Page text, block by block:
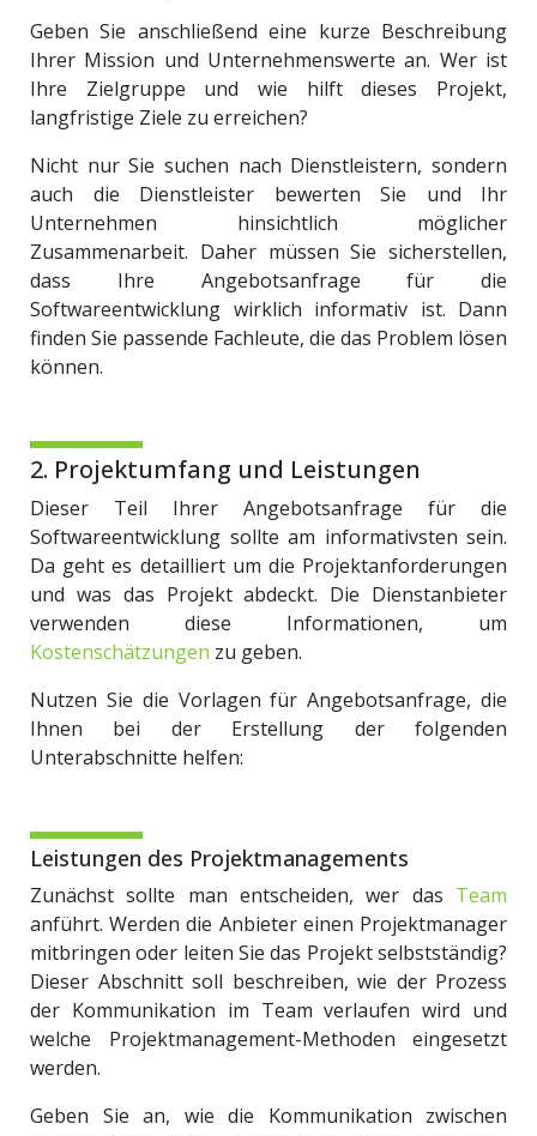
Geben Sie anschließend eine kurze Beschreibung
Ihrer Mission und Unternehmenswerte an. Wer ist
Ihre Zielgruppe und wie hilft dieses Projekt,
langfristige Ziele zu erreichen?
Nicht nur Sie suchen nach Dienstleistern, sondern
auch die Dienstleister bewerten Sie und Ihr
Unternehmen hinsichtlich möglicher
Zusammenarbeit. Daher müssen Sie sicherstellen,
dass Ihre Angebotsanfrage für die
Softwareentwicklung wirklich informativ ist. Dann
finden Sie passende Fachleute, die das Problem lösen
können.
2. Projektumfang und Leistungen
Dieser Teil Ihrer Angebotsanfrage für die
Softwareentwicklung sollte am informativsten sein.
Da geht es detailliert um die Projektanforderungen
und was das Projekt abdeckt. Die Dienstanbieter
verwenden diese Informationen, um
Kostenschätzungen zu geben.
Nutzen Sie die Vorlagen für Angebotsanfrage, die
Ihnen bei der Erstellung der folgenden
Unterabschnitte helfen:
Leistungen des Projektmanagements
Zunächst sollte man entscheiden, wer das Team
anführt. Werden die Anbieter einen Projektmanager
mitbringen oder leiten Sie das Projekt selbstständig?
Dieser Abschnitt soll beschreiben, wie der Prozess
der Kommunikation im Team verlaufen wird und
welche Projektmanagement-Methoden eingesetzt
werden.
Geben Sie an, wie die Kommunikation zwischen